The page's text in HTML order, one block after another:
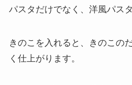
パスタだけでなく、洋風パス
きのこを入れると、きのこの
く仕上がります。